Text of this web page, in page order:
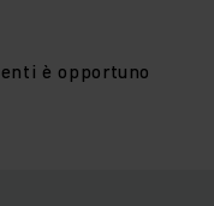
è opportuno